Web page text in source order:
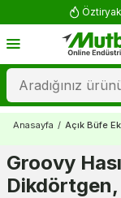
Anasayfa / Açık Büfe
Groovy